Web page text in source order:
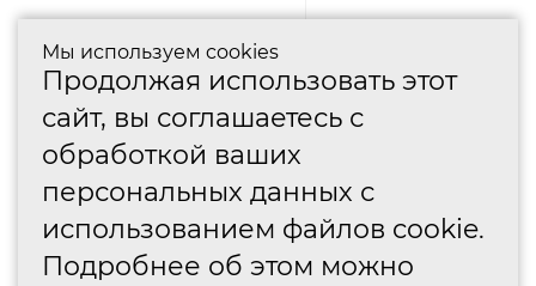
Мы используем cookies
Продолжая использовать этот
сайт, вы соглашаетесь с
обработкой ваших
персональных данных с
использованием файлов cookie.
Подробнее об этом можно